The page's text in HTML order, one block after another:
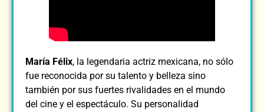
María Félix, la legendaria actriz mexicana, no sólo
fue reconocida por su talento y belleza sino
también por sus fuertes rivalidades en el mundo
del cine y el espectáculo. Su personalidad